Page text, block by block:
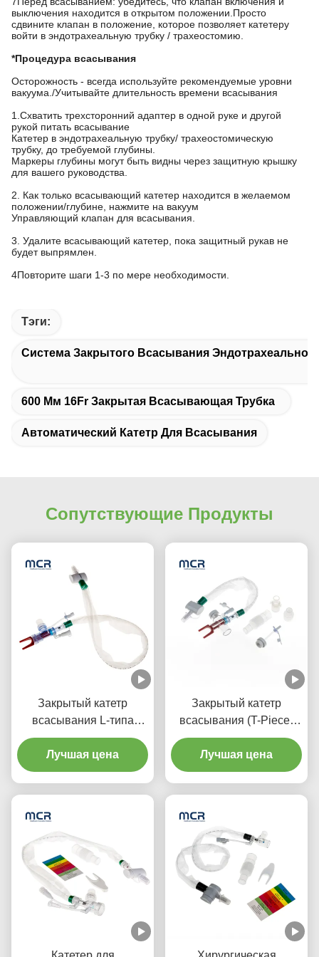
выключения находится в открытом положении.Просто
сдвините клапан в положение, которое позволяет катетеру
войти в эндотрахеальную трубку / трахеостомию.
*Процедура всасывания
Осторожность - всегда используйте рекомендуемые уровни
вакуума./Учитывайте длительность времени всасывания
1.Схватить трехсторонний адаптер в одной руке и другой
рукой питать всасывание
Катетер в эндотрахеальную трубку/ трахеостомическую
трубку, до требуемой глубины.
Маркеры глубины могут быть видны через защитную крышку
для вашего руководства.
2. Как только всасывающий катетер находится в желаемом
положении/глубине, нажмите на вакуум
Управляющий клапан для всасывания.
3. Удалите всасывающий катетер, пока защитный рукав не
будет выпрямлен.
4Повторите шаги 1-3 по мере необходимости.
Тэги:
Система Закрытого Всасывания
600 Мм 16Fr Закрытая Всасывающая Трубка
Автоматический Катетр Для Всасывания
Сопутствующие Продукты
Закрытый катетр
всасывания L-типа
Автоматическое
промывание 10fr 72h
Двойной вращающийся
Лучшая цена
Закрытый катетр
всасывания (T-Piece)
Автомобильное
промывание 72H для
взрослых
Лучшая цена